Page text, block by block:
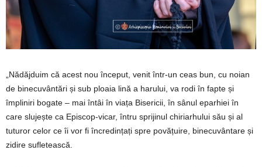
„Nădăjduim că acest nou început, venit într-un ceas bun, cu noian
de binecuvântări și sub ploaia lină a harului, va rodi în fapte și
împliniri bogate – mai întâi în viața Bisericii, în sânul eparhiei în
care slujește ca Episcop-vicar, întru sprijinul chiriarhului său și al
tuturor celor ce îi vor fi încredințați spre povățuire, binecuvântare și
zidire sufletească.